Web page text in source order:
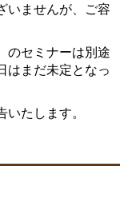
いませんが、ご容
のセミナーは別途
はまだ未定となっ
たします。